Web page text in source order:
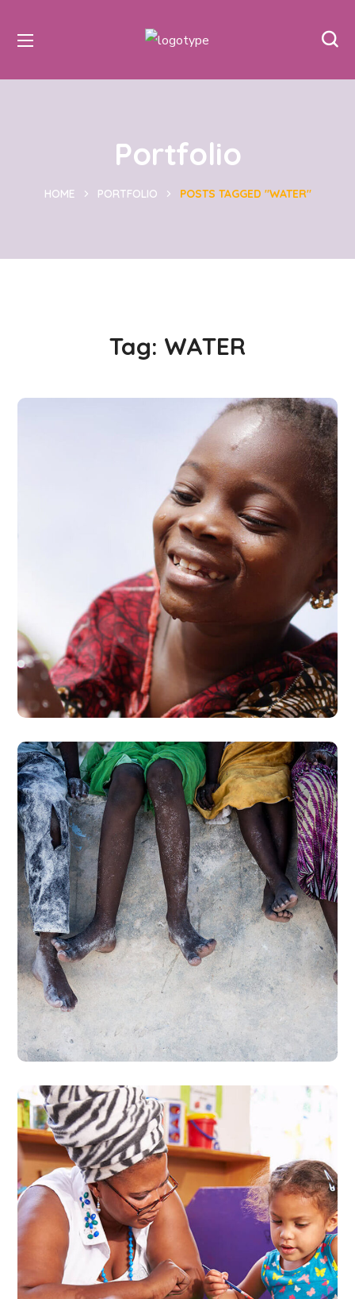
Portfolio
HOME PORTFOLIO POSTS TAGGED "WATER"
Tag: WATER
Clean Water
#AFRICA
Health Care Delivery
#CHARITY